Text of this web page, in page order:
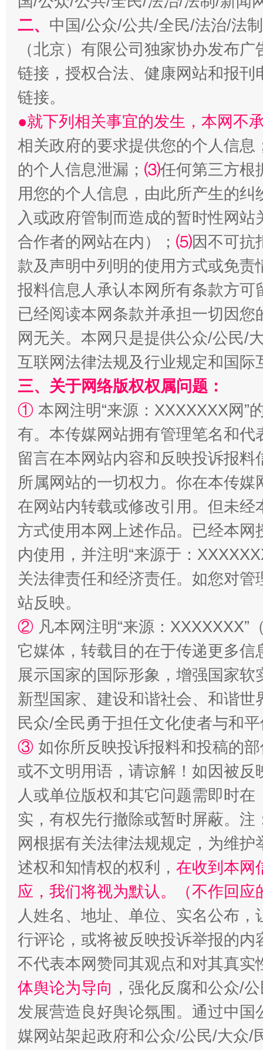
“刷贴”乱象丛生
揭批美国五大"原罪" "炒
解纷+调解+退费，一次搞定
站台名比不上好声名
漫山遍野的桃花与雪山、麦地、白藏房 除
招工难、用工荒背后
二、 中国/公众/公共/全民/法治/法
（北京）有限公司独家协办发布
链接，授权合法、健康网站和报
链接。
●就下列相关事宜的发生，本网不
相关政府的要求提供您的个人信息
的个人信息泄漏； ⑶任何第三方根
用您的个人信息，由此所产生的纠
入或政府管制而造成的暂时性网
合作者的网站在内）； ⑸因不可抗
款及声明中列明的使用方式或免责
报料信息人承认本网所有条款方
已经阅读本网条款并承担一切因
网无关。本网只是提供公众/公民/
互联网法律法规及行业规定和国
三、关于网络版权权属问题：
① 本网注明“来源：XXXXXXX网”
有。本传媒网站拥有管理笔名和
留言在本网站内容和反映投诉报
所属网站的一切权力。你在本传
在网站内转载或修改引用。但未
方式使用本网上述作品。已经本
内使用，并注明“来源于：
关法律责任和经济责任。如您对
站反映。
② 凡本网注明“来源：
它媒体，转载目的在于传递更多
展示国家的国际形象，增强国家
新型国家、建设和谐社会、和谐
民众/全民勇于担任文化使者与和
③ 如你所反映投诉报料和投稿的
或不文明用语，请谅解！如因被
人或单位版权和其它问题需即时在
实，有权先行撤除或暂时屏蔽。
网根据有关法律法规规定，为维
述权和知情权的权利， 在收到本网
应，我们将视为默认。（不作回应
人姓名、地址、单位、实名公布
行评论，或将被反映投诉举报的
不代表本网赞同其观点和对其真实
体舆论为导向 ，强化反腐和公众/
发展营造良好舆论氛围。通过中
媒网站架起政府和公众/公民/大众/